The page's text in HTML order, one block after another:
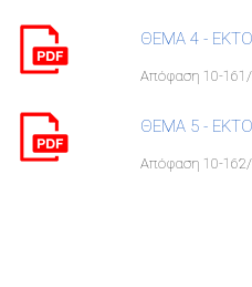
ΘΕΜΑ 4 -
Απόφαση 10-161/
ΘΕΜΑ 5 -
Απόφαση 10-162/